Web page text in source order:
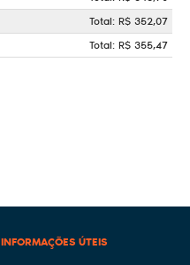
Total: R$ 352,07
Total: R$ 355,47
INFORMAÇÕES ÚTEIS